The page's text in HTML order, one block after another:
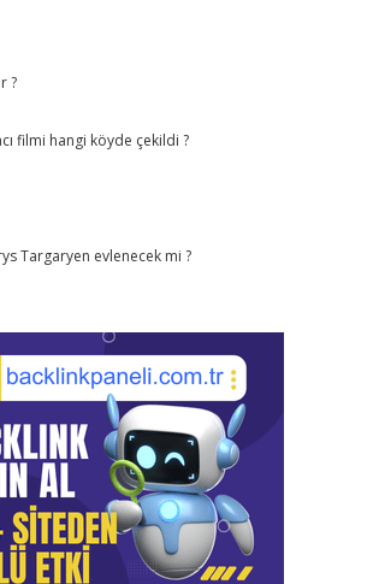
?
filmi hangi köyde çekildi ?
Targaryen evlenecek mi ?